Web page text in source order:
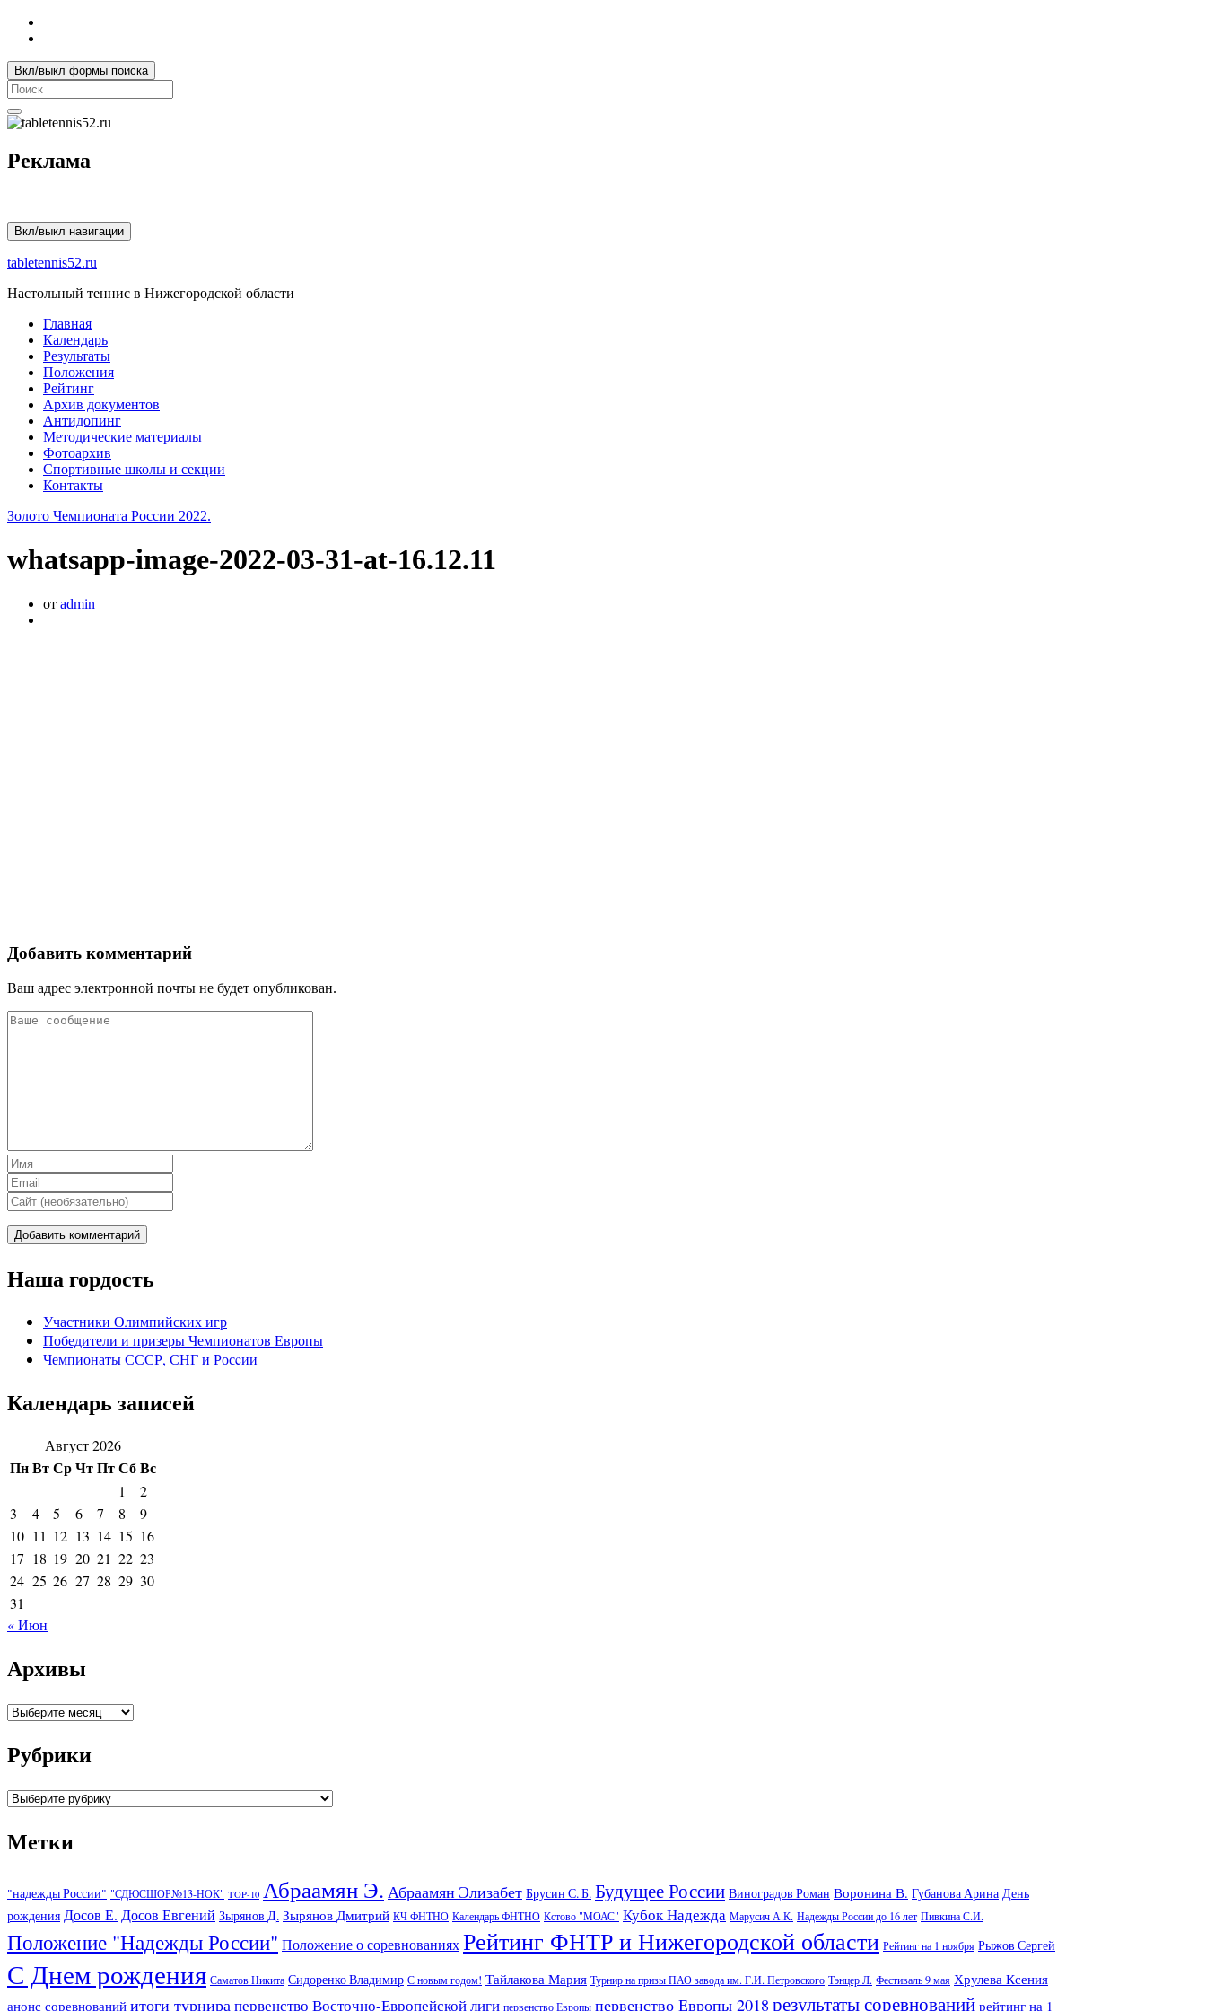
Вкл/выкл формы поиска
Search
for:
Реклама
Вкл/выкл навигации
tabletennis52.ru
Настольный теннис в Нижегородской области
Главная
Календарь
Результаты
Положения
Рейтинг
Архив документов
Антидопинг
Методические материалы
Фотоархив
Спортивные школы и секции
Контакты
Золото Чемпионата России 2022.
whatsapp-image-2022-03-31-at-16.12.11
от admin
Добавить комментарий
Ваш адрес электронной почты не будет опубликован.
Наша гордость
Участники Олимпийских игр
Победители и призеры Чемпионатов Европы
Чемпионаты СССР, СНГ и Росcии
Календарь записей
Август 2026
ПнВтСрЧтПтСбВс
1
2
3
4 5 6 7 8
9
10 11 12 13 14 15 16
17 18 19 20 21 22 23
24 25 26 27 28 29 30
31
« Июн
Архивы
Архивы
Рубрики
Рубрики
Метки
"надежды России" "СДЮСШОР№13-НОК" TOP-10 Абраамян Э. Абраамян Элизабет Брусин С. Б. Будущее России Виноградов Роман Воронина В. Губанова Арина День
рождения Досов Е. Досов Евгений Зырянов Д. Зырянов Дмитрий КЧ ФНТНО Календарь ФНТНО Кстово "МОАС" Кубок Надежда Марусич А.К. Надежды России до 16 лет Пивкина С.И.
Положение "Надежды России" Положение о соревнованияхРейтинг ФНТР и Нижегородской области Рейтинг на 1 ноября Рыжов Сергей
С Днем рождения Саматов Никита Сидоренко Владимир С новым годом! Тайлакова Мария Турнир на призы ПАО завода им. Г.И. Петровского Тэнцер Л. Фестиваль 9 мая Хрулева Ксения
анонс соревнований итоги турнирапервенство Восточно-Европейской лиги первенство Европы первенство Европы 2018 результаты соревнований рейтинг на 1